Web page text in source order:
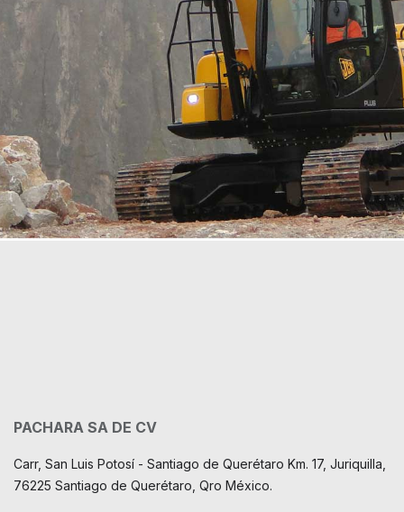
PACHARA SA DE CV
Carr, San Luis Potosí - Santiago de Querétaro Km. 17, Juriquilla,
76225 Santiago de Querétaro, Qro México.